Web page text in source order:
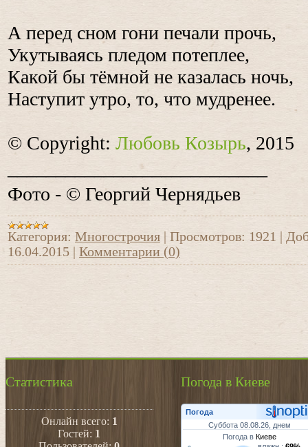
А перед сном гони печали прочь,
Укутываясь пледом потеплее,
Какой бы тёмной не казалась ночь,
Наступит утро, то, что мудренее.
© Copyright: Любовь Козырь, 2015
___________________________
Фото - © Георгий Чернядьев
Категория: Многострочия Просмотров: 1921
16.04.2015
Комментарии (0)
Статистика
Онлайн всего: 1
Гостей: 1
Погода в Киеве
Погода
Суббота 08.08.26, днем
Погода вКиеве